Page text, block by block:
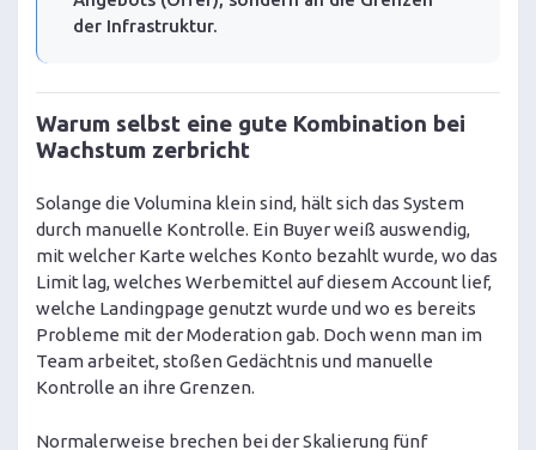
der Infrastruktur.
Warum selbst eine gute Kombination bei
Wachstum zerbricht
Solange die Volumina klein sind, hält sich das System
durch manuelle Kontrolle. Ein Buyer weiß auswendig,
mit welcher Karte welches Konto bezahlt wurde, wo das
Limit lag, welches Werbemittel auf diesem Account lief,
welche Landingpage genutzt wurde und wo es bereits
Probleme mit der Moderation gab. Doch wenn man im
Team arbeitet, stoßen Gedächtnis und manuelle
Kontrolle an ihre Grenzen.
Normalerweise brechen bei der Skalierung fünf